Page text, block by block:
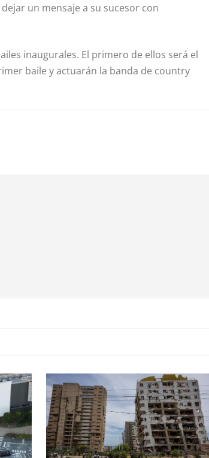
un mensaje a su sucesor con
inaugurales. El primero de ellos será el
baile y actuarán la banda de country